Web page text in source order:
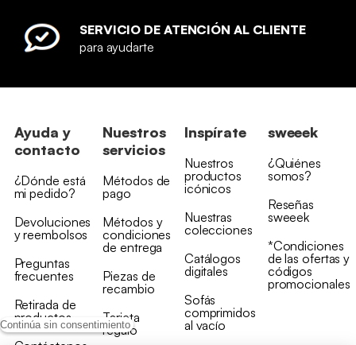
Continúa sin consentimiento
SERVICIO DE ATENCIÓN AL CLIENTE
para ayudarte
Ayuda y
contacto
¿Dónde está
mi pedido?
Devoluciones
y reembolsos
Preguntas
frecuentes
Retirada de
productos
Nuestros
servicios
Métodos de
pago
Métodos y
condiciones
de entrega
Piezas de
recambio
Tarjeta
regalo
Inspírate
Nuestros
productos
icónicos
Nuestras
colecciones
Catálogos
digitales
Sofás
comprimidos
al vacío
sweeek
¿Quiénes
somos?
Reseñas
sweeek
*Condiciones
de las ofertas y
códigos
promocionales